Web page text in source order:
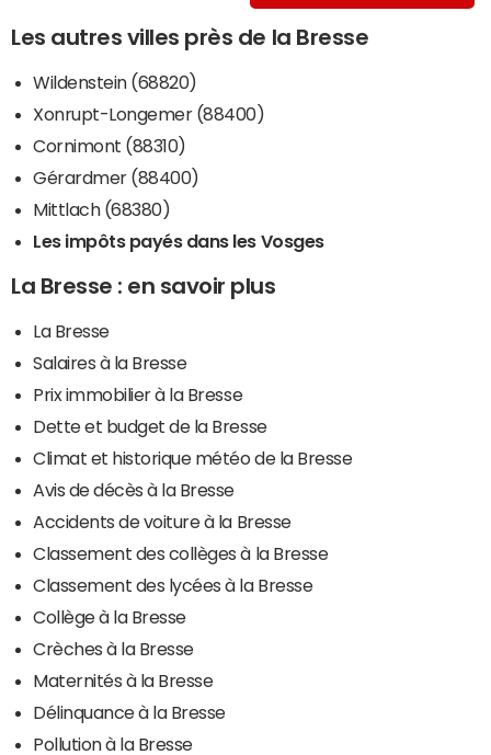
Les autres villes près de la Bresse
Wildenstein (68820)
Xonrupt-Longemer (88400)
Cornimont (88310)
Gérardmer (88400)
Mittlach (68380)
Les impôts payés dans les Vosges
La Bresse : en savoir plus
La Bresse
Salaires à la Bresse
Prix immobilier à la Bresse
Dette et budget de la Bresse
Climat et historique météo de la Bresse
Avis de décès à la Bresse
Accidents de voiture à la Bresse
Classement des collèges à la Bresse
Classement des lycées à la Bresse
Collège à la Bresse
Crèches à la Bresse
Maternités à la Bresse
Délinquance à la Bresse
Pollution à la Bresse